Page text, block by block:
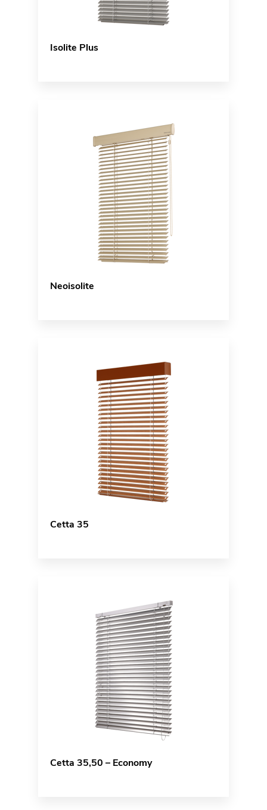
Isolite Plus
Neoisolite
Cetta 35
Cetta 35,50 – Economy